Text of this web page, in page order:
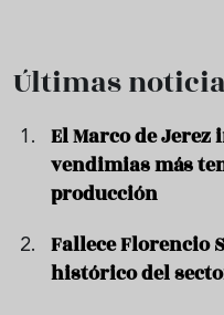
Últimas
El Marco de Jerez
vendimias más
producción
Fallece Florencio
histórico del